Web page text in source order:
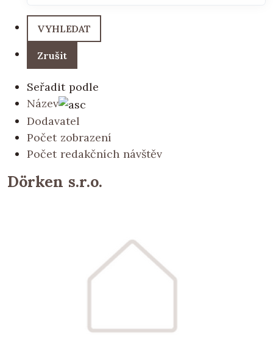
Seřadit podle
Název
Dodavatel
Počet zobrazení
Počet redakčních návštěv
Dörken s.r.o.